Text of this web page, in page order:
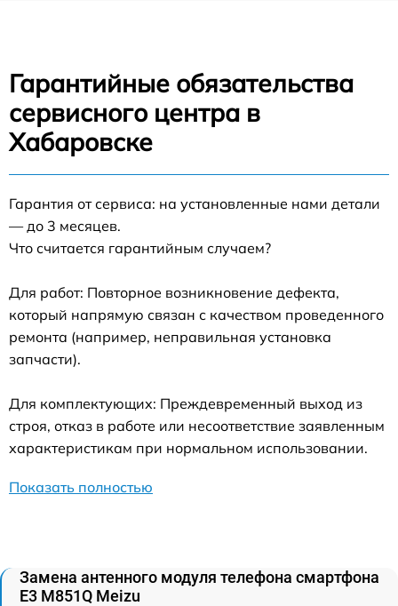
Гарантийные обязательства
сервисного центра в
Хабаровске
Гарантия от сервиса: на установленные нами детали
— до 3 месяцев.
Что считается гарантийным случаем?
Для работ: Повторное возникновение дефекта,
который напрямую связан с качеством проведенного
ремонта (например, неправильная установка
запчасти).
Для комплектующих: Преждевременный выход из
строя, отказ в работе или несоответствие заявленным
характеристикам при нормальном использовании.
Показать полностью
Замена антенного модуля телефона смартфона
E3 M851Q Meizu